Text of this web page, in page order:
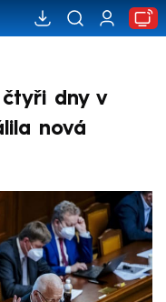
dny v
nová